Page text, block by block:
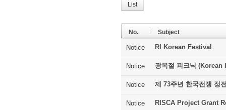
List
No. Subject
Notice RI Korean Festival
Notice 광복절 피크닉
Notice 제 73주년 한국전쟁 정
Notice RISCA Project Grant